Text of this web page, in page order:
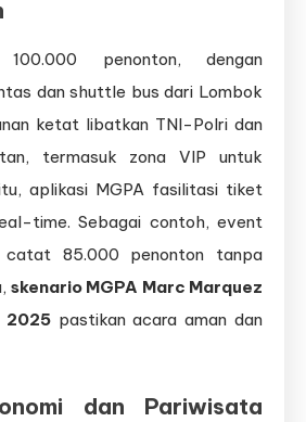
penonton, dengan
dan shuttle bus dari Lombok
ketat libatkan TNI-Polri dan
termasuk zona VIP untuk
aplikasi MGPA fasilitasi tiket
time. Sebagai contoh, event
catat 85.000 penonton tanpa
skenario MGPA Marc Marquez
2025pastikan acara aman dan
dan Pariwisata